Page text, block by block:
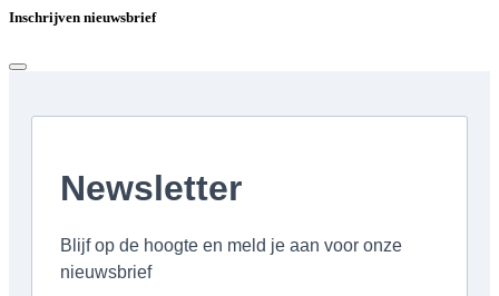
Inschrijven nieuwsbrief